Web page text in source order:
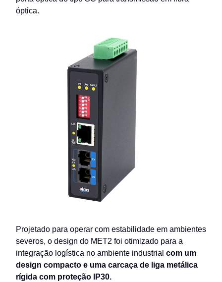
óptica.
Projetado para operar com estabilidade em ambientes
severos, o design do MET2 foi otimizado para a
integração logística no ambiente industrial com um
design compacto e uma carcaça de liga metálica
rígida com proteção IP30.